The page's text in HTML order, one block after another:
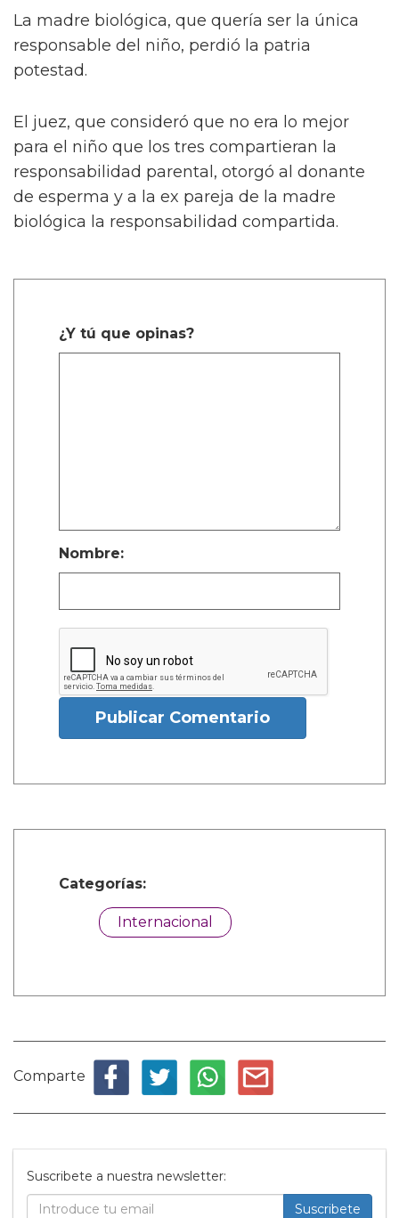
La madre biológica, que quería ser la única
responsable del niño, perdió la patria
potestad.
El juez, que consideró que no era lo mejor
para el niño que los tres compartieran la
responsabilidad parental, otorgó al donante
de esperma y a la ex pareja de la madre
biológica la responsabilidad compartida.
¿Y tú que opinas?
Nombre:
Publicar Comentario
Categorías:
Internacional
Comparte
Suscribete a nuestra newsletter:
Suscribete